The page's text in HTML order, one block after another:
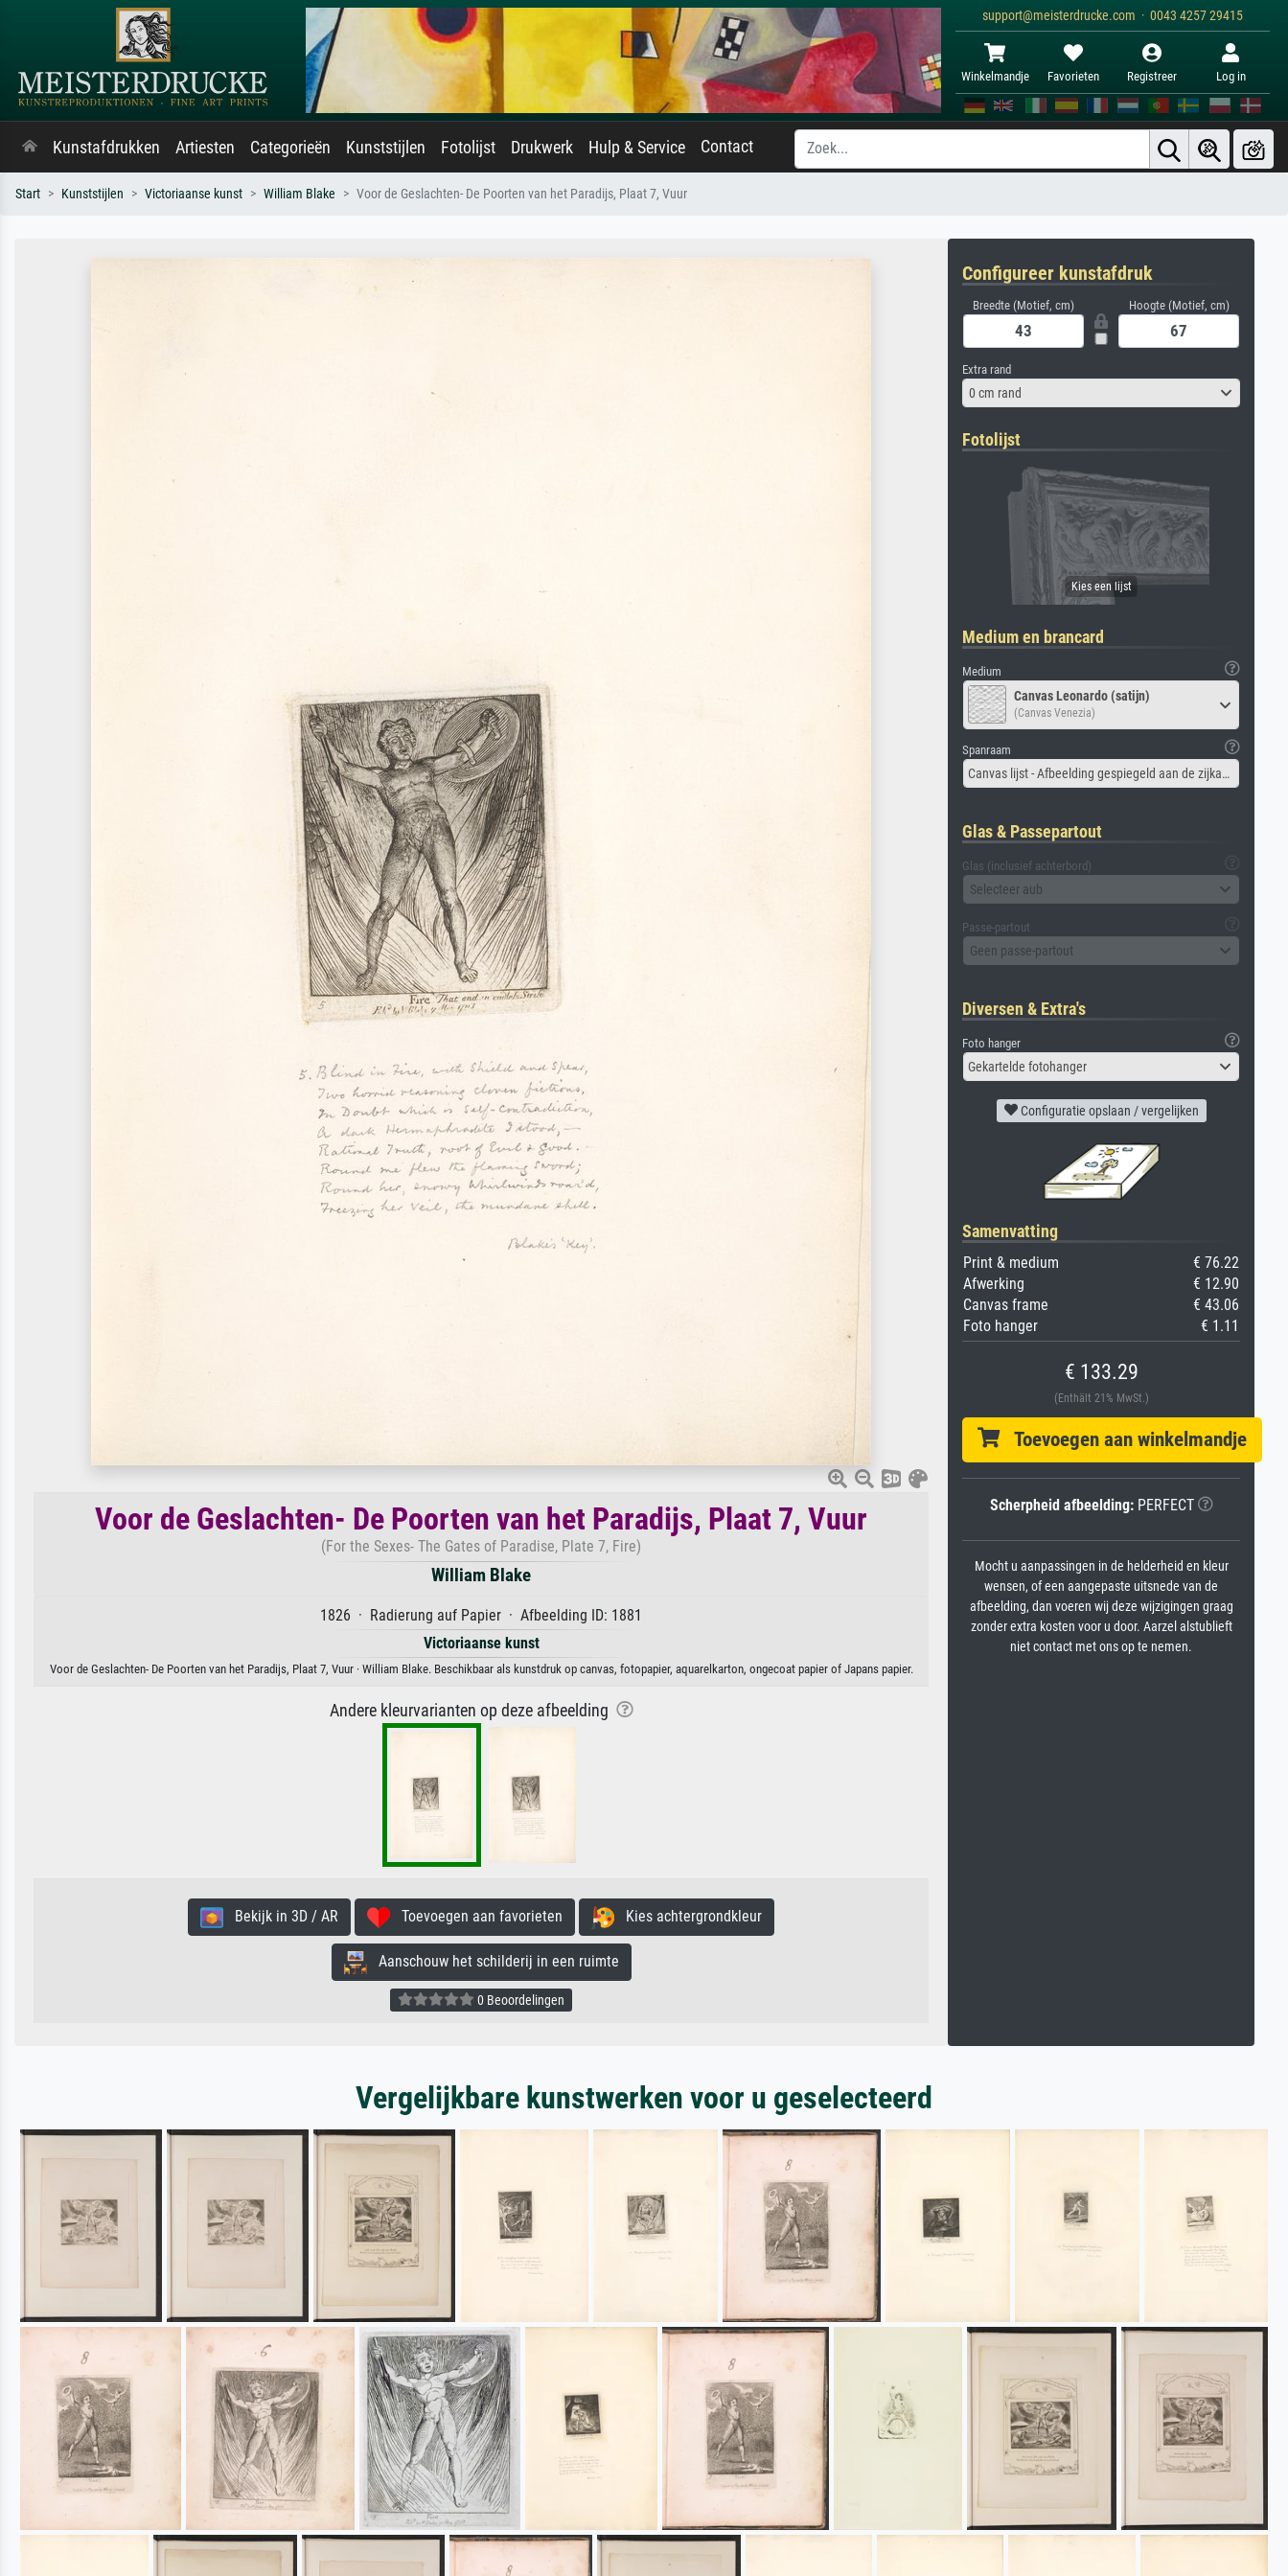
support@meisterdrucke.com · 0043 4257 29415
Winkelmandje Favorieten Registreer Log in
Kunstafdrukken Artiesten Categorieën Kunststijlen Fotolijst Drukwerk Hulp & Service Contact
Start Kunststijlen Victoriaanse kunst William Blake Voor de Geslachten- De Poorten van het Paradijs, Plaat 7, Vuur
Voor de Geslachten- De Poorten van het Paradijs, Plaat 7, Vuur
(For the Sexes- The Gates of Paradise, Plate 7, Fire)
William Blake
1826 · Radierung auf Papier · Afbeelding ID: 1881
Victoriaanse kunst
Voor de Geslachten- De Poorten van het Paradijs, Plaat 7, Vuur · William Blake. Beschikbaar als kunstdruk op canvas, fotopapier, aquarelkarton, ongecoat papier of Japans papier.
Andere kleurvarianten op deze afbeelding
Bekijk in 3D / AR Toevoegen aan favorieten Kies achtergrondkleur
Aanschouw het schilderij in een ruimte
0 Beoordelingen
Configureer kunstafdruk
Breedte (Motief, cm) Hoogte (Motief, cm)
Extra rand
0 cm rand
Fotolijst
Medium en brancard
Medium
Canvas Leonardo (satijn)
(Canvas Venezia)
Spanraam
Canvas lijst - Afbeelding gespiegeld aan de zijkant
Glas & Passepartout
Glas (inclusief achterbord)
Selecteer aub
Passe-partout
Geen passe-partout
Diversen & Extra's
Foto hanger
Gekartelde fotohanger
Configuratie opslaan / vergelijken
Samenvatting
Print & medium
€ 76.22
Afwerking
€ 12.90
Canvas frame
€ 43.06
Foto hanger
€ 1.11
€ 133.29
(Enthält 21% MwSt.)
Toevoegen aan winkelmandje
Scherpheid afbeelding:PERFECT
Mocht u aanpassingen in de helderheid en kleur
wensen, of een aangepaste uitsnede van de
afbeelding, dan voeren wij deze wijzigingen graag
zonder extra kosten voor u door. Aarzel alstublieft
niet contact met ons op te nemen.
Vergelijkbare kunstwerken voor u geselecteerd